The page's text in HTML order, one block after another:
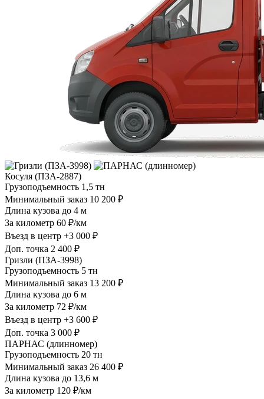
Косуля (ПЗА-2887)
Грузоподъемность 1,5 тн
Минимальный заказ 10 200 ₽
Длина кузова до 4 м
За километр 60 ₽/км
Въезд в центр +3 000 ₽
Доп. точка 2 400 ₽
Гризли (ПЗА-3998)
Грузоподъемность 5 тн
Минимальный заказ 13 200 ₽
Длина кузова до 6 м
За километр 72 ₽/км
Въезд в центр +3 600 ₽
Доп. точка 3 000 ₽
ПАРНАС (длинномер)
Грузоподъемность 20 тн
Минимальный заказ 26 400 ₽
Длина кузова до 13,6 м
За километр 120 ₽/км